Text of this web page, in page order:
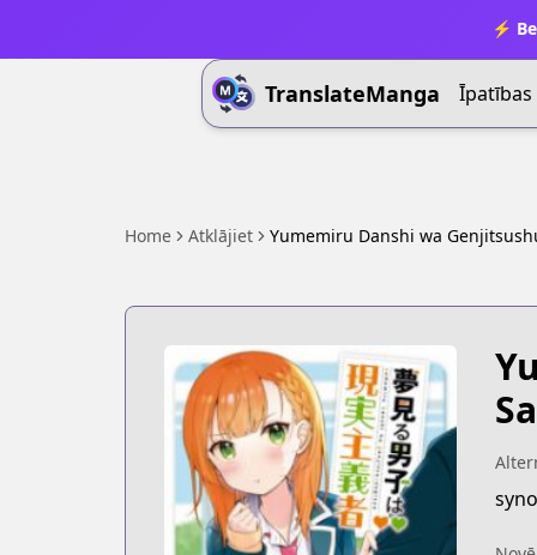
⚡
TranslateManga Īpatības
Home Atklājiet Yumemiru Danshi wa